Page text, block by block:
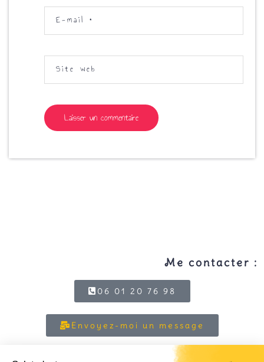
E-mail *
Site web
Me contacter :
06 01 20 76 98
Envoyez-moi un message
Prenez un RV découverte